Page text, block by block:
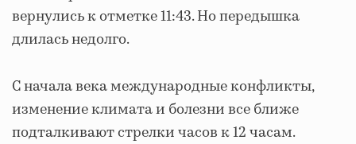
вернулись к отметке 11:43. Но передышка
длилась недолго.
С начала века международные конфликты,
изменение климата и болезни все ближе
подталкивают стрелки часов к 12 часам.